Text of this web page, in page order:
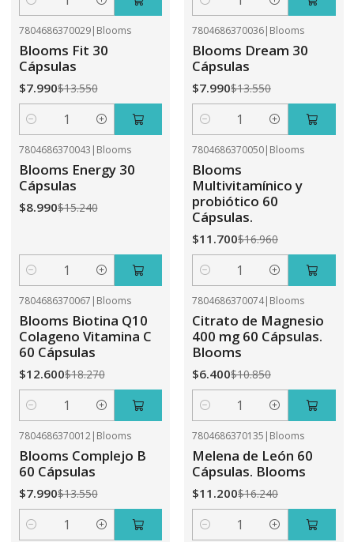
Cantidad Cantidad
7804686370029| Blooms
Blooms Fit 30
Cápsulas
$7.990$13.550
Cantidad
7804686370036| Blooms
Blooms Dream 30
Cápsulas
$7.990$13.550
Cantidad
7804686370043 | Blooms
Blooms Energy 30
Cápsulas
$8.990$15.240
Cantidad
7804686370050| Blooms
Blooms
Multivitamínico y
probiótico 60
Cápsulas.
$11.700$16.960
Cantidad
7804686370067 | Blooms
Blooms Biotina Q10
Colageno Vitamina C
60 Cápsulas
$12.600$18.270
Cantidad
7804686370074| Blooms
Citrato de Magnesio
400 mg 60 Cápsulas.
Blooms
$6.400$10.850
Cantidad
7804686370012| Blooms
Blooms Complejo B
60 Cápsulas
$7.990$13.550
Cantidad
7804686370135 | Blooms
Melena de León 60
Cápsulas. Blooms
$11.200$16.240
Cantidad